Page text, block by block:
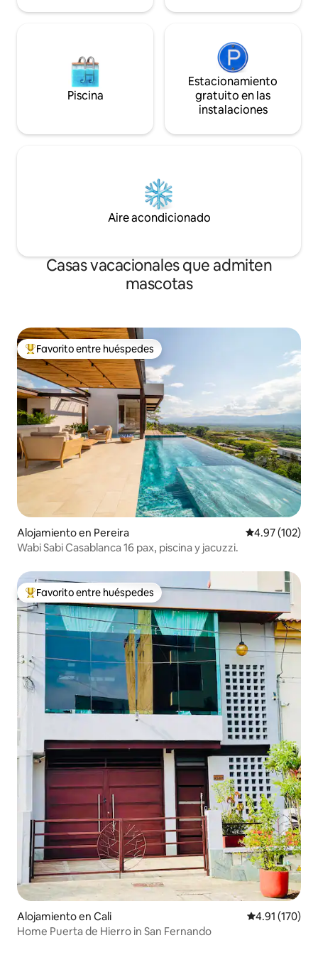
Piscina
Estacionamiento
gratuito en las
instalaciones
Aire acondicionado
Casas vacacionales que admiten
mascotas
Favorito entre huéspedes preferido
Favorito entre huéspedes
Alojamiento en Pereira Calificación
4.97 (102)
Wabi Sabi Casablanca 16 pax, piscina y jacuzzi.
Favorito entre huéspedes preferido
Favorito entre huéspedes
Alojamiento en Cali Calificación
4.91 (170)
Home Puerta de Hierro in San Fernando